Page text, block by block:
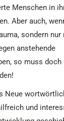
Menschen in
Aber auch,
sondern nur
anstehende
so muss doch
Neue
und